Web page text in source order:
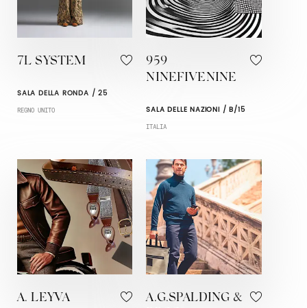
7L SYSTEM
SALA DELLA RONDA / 25
REGNO UNITO
959
NINEFIVENINE
SALA DELLE NAZIONI / B/15
ITALIA
A. LEYVA
A.G.SPALDING &